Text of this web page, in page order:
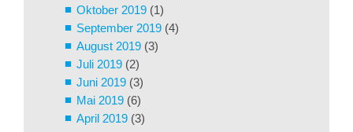
Oktober 2019 (1)
September 2019 (4)
August 2019 (3)
Juli 2019 (2)
Juni 2019 (3)
Mai 2019 (6)
April 2019 (3)